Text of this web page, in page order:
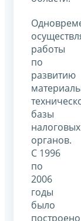
работы
по
развитию
базы
налоговых
органов.
С 1996
по
2006
годы
было
построено